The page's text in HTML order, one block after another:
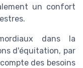
un confort
dans la
d'équitation, par
des besoins